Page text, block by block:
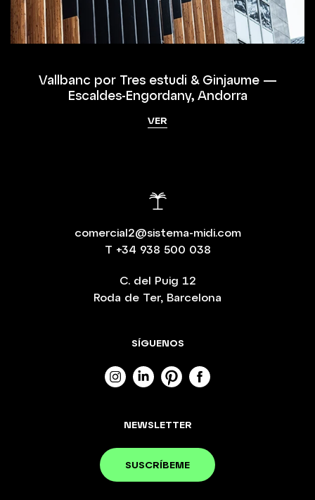
Vallbanc por Tres estudi & Ginjaume —
Escaldes-Engordany, Andorra
VER
comercial2@sistema-midi.com
T +34 938 500 038
SÍGUENOS
NEWSLETTER
SUSCRÍBEME
C. del Puig 12
Roda de Ter, Barcelona